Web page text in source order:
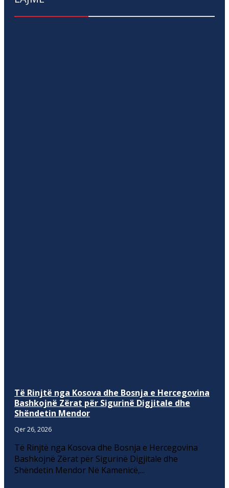
Të Rinjtë nga Kosova dhe Bosnja e Hercegovina
Bashkojnë Zërat për Sigurinë Digjitale dhe
Shëndetin Mendor
Qer 26, 2026
Të Rinjtë nga Kosova dhe Bosnja e Hercegovina
Bashkojnë Zërat për Sigurinë Digjitale dhe
Shëndetin Mendor Në Kamenicë,...